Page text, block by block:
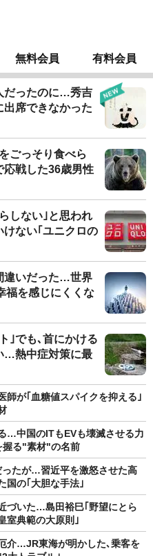
無料会員 有料会員
だったのに…秀吉
出席できなかった
ごっそり食べら
戦した36歳男性
しない｣と思われ
ない｢ユニクロの
違いだった…世界
福を感じにくくな
｣でも､首にかける
…熱中症対策に最
が｢血糖値スパイクを抑える｣
…中国のITもEVも壊滅させる力
握る"素材"の名前
たが…習近平を激怒させた高
国の｢大胆な手法｣
づいた…島田裕巳｢野望にとら
室典範の大原則｣
介…JR東海が明かした､乗客を